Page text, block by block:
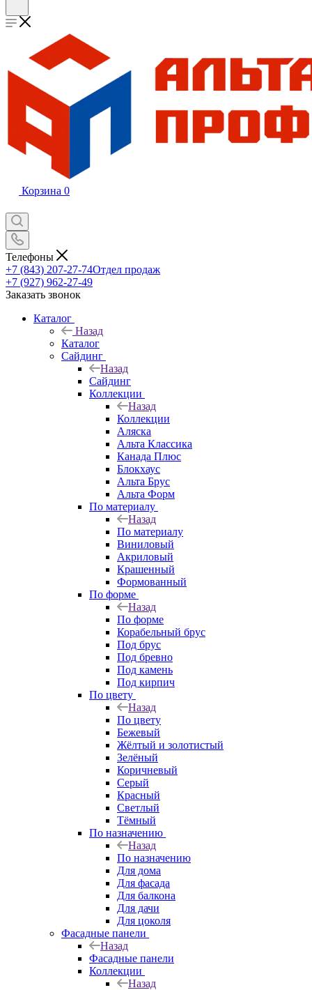
Корзина 0
Телефоны
+7 (843) 207-27-74Отдел продаж
+7 (927) 962-27-49
Заказать звонок
Каталог
Назад
Каталог
Сайдинг
Назад
Сайдинг
Коллекции
Назад
Коллекции
Аляска
Альта Классика
Канада Плюс
Блокхаус
Альта Брус
Альта Форм
По материалу
Назад
По материалу
Виниловый
Акриловый
Крашенный
Формованный
По форме
Назад
По форме
Корабельный брус
Под брус
Под бревно
Под камень
Под кирпич
По цвету
Назад
По цвету
Бежевый
Жёлтый и золотистый
Зелёный
Коричневый
Серый
Красный
Светлый
Тёмный
По назначению
Назад
По назначению
Для дома
Для фасада
Для балкона
Для дачи
Для цоколя
Фасадные панели
Назад
Фасадные панели
Коллекции
Назад